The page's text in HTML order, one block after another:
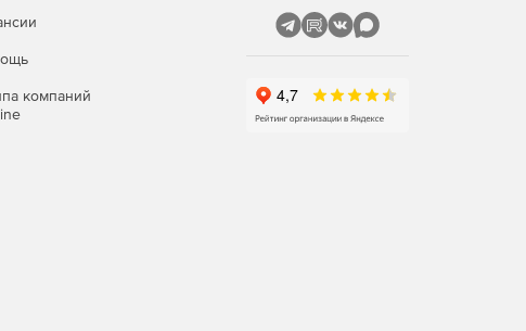
компаний